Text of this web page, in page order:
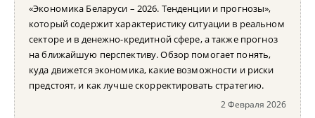
«Экономика Беларуси – 2026. Тенденции и прогнозы»,
который содержит характеристику ситуации в реальном
секторе и в денежно-кредитной сфере, а также прогноз
на ближайшую перспективу. Обзор помогает понять,
куда движется экономика, какие возможности и риски
предстоят, и как лучше скорректировать стратегию.
2 Февраля 2026